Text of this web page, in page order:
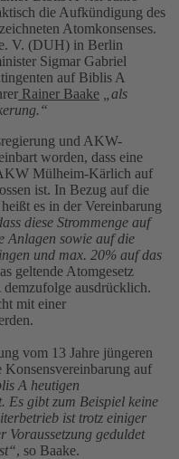
die Aufkündigung des
Atomkonsenses.
V. (DUH) in Berlin
Sigmar Gabriel
auf Biblis A
Rainer Baake
„als
und AKW-
worden, dass eine
Mülheim-Kärlich auf
ist. In Bezug auf die
es in der Vereinbarung
diese Strommenge auf
Anlagen sowie auf die
und max. 20% auf das
geltende Atomgesetz
ausdrücklich.
mit einer
vom 13 Jahre jüngeren
auf
A heutigen
Es gibt zum Beispiel keine
ist trotz einiger
Voraussetzung geduldet
, so Baake.